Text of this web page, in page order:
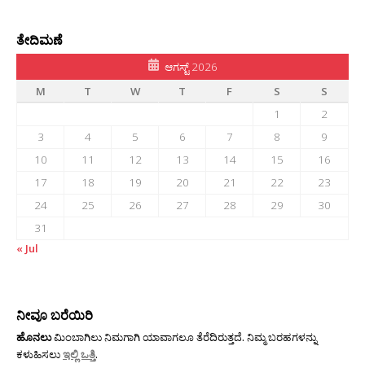
ತೇದಿಮಣೆ
ಆಗಸ್ಟ್ 2026
M
T W T F S
S
1
2
3
4 5 6 7 8
9
10
11 12 13 14 15
16
17
18 19 20 21 22
23
24
25 26 27 28 29
30
31
« Jul
ನೀವೂ ಬರೆಯಿರಿ
ಹೊನಲುಮಿಂಬಾಗಿಲು ನಿಮಗಾಗಿ ಯಾವಾಗಲೂ ತೆರೆದಿರುತ್ತದೆ. ನಿಮ್ಮ ಬರಹಗಳನ್ನು
ಕಳುಹಿಸಲುಇಲ್ಲಿ ಒತ್ತಿ.